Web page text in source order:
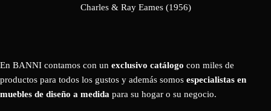
Charles & Ray Eames (1956)
En BANNI contamos con un exclusivo catálogo con miles de
productos para todos los gustos y además somos especialistas en
muebles de diseño a medida para su hogar o su negocio.